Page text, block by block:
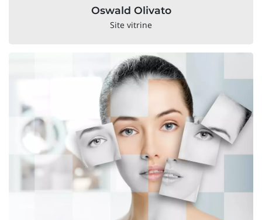
Oswald Olivato
Site vitrine